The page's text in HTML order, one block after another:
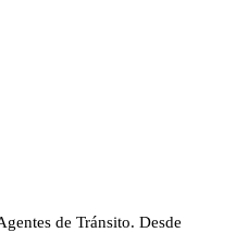
de Tránsito. Desde